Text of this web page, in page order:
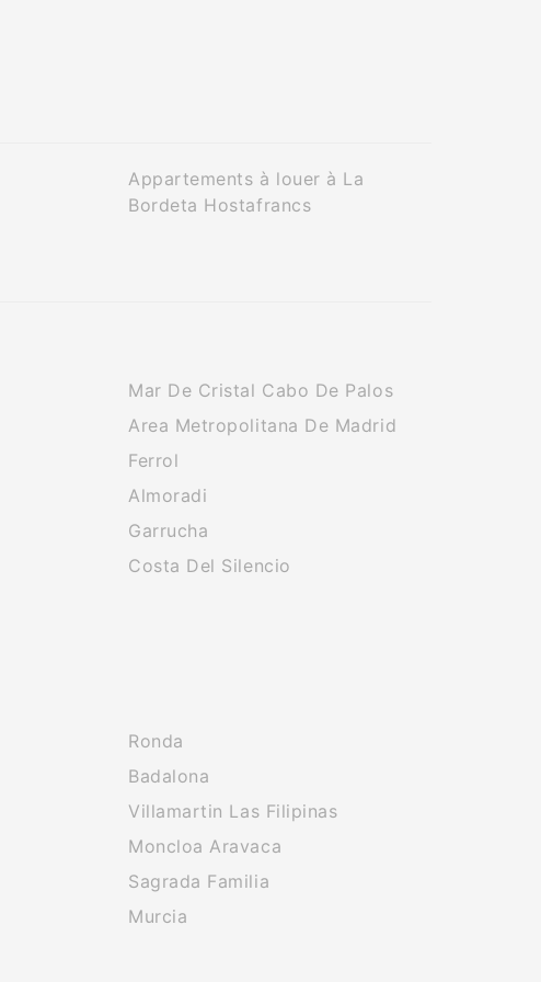
Appartements à louer à La
Bordeta Hostafrancs
Mar De Cristal Cabo De Palos
Area Metropolitana De Madrid
Ferrol
Almoradi
Garrucha
Costa Del Silencio
Ronda
Badalona
Villamartin Las Filipinas
Moncloa Aravaca
Sagrada Familia
Murcia